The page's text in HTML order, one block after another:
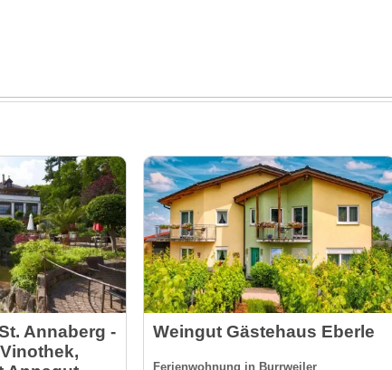
Annaberg -
Weingut Gästehaus Eberle
Ferienwohnung in Burrweiler